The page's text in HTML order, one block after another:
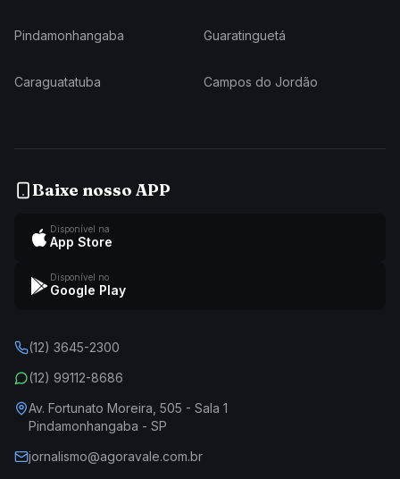
Pindamonhangaba Guaratinguetá
Caraguatatuba Campos do Jordão
Baixe nosso APP
Disponível na
App Store
Disponível no
Google Play
(12) 3645-2300
(12) 99112-8686
Av. Fortunato Moreira, 505 - Sala 1
Pindamonhangaba - SP
jornalismo@agoravale.com.br